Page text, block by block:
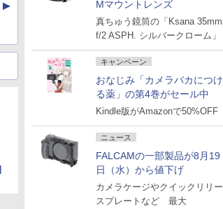
Mマウントレンズ
真ちゅう鏡筒の「Ksana 35mm
f/2 ASPH. シルバークローム」
キャンペーン
おなじみ「カメラバカにつけ
る薬」の第4巻がセール中
Kindle版がAmazonで50%OFF
ニュース
FALCAMの一部製品が8月19
日（水）から値下げ
カメラケージやクイックリリー
スプレートなど 最大
▲